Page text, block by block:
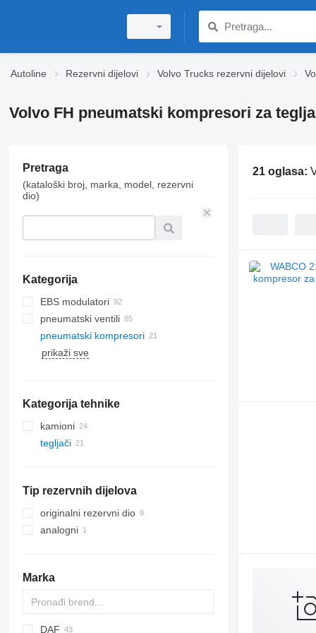
Autoline Rezervni dijelovi Volvo Trucks rezervni dijelovi
Volvo FH pneumatski kompresori za
Pretraga
(kataloški broj, marka, model, rezervni
dio)
Kategorija
EBS modulatori
pneumatski ventili
pneumatski kompresori
prikaži sve
Kategorija tehnike
kamioni
tegljači
Tip rezervnih dijelova
originalni rezervni dio
analogni
Marka
DAF
21 oglasa: